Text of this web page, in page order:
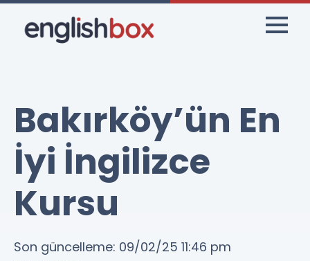
Bakırköy’ün En
İyi İngilizce
Kursu
Son güncelleme: 09/02/25 11:46 pm